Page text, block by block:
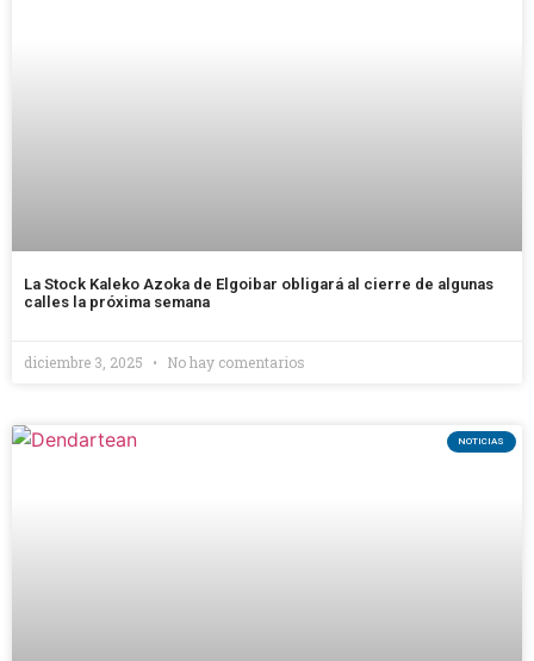
La Stock Kaleko Azoka de Elgoibar obligará al cierre de algunas
calles la próxima semana
diciembre 3, 2025 No hay comentarios
NOTICIAS